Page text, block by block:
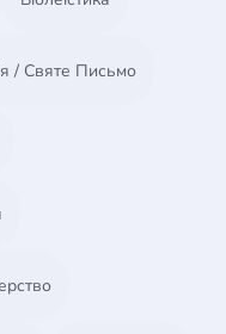
/ Святе Письмо